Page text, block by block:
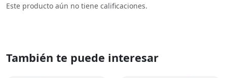
Este producto aún no tiene calificaciones.
También te puede interesar